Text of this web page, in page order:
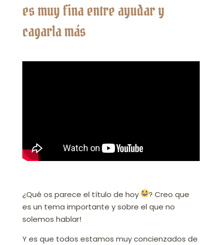
es muy fina entre ayudar y
cagarla más
¿Qué os parece el título de hoy
? Creo que
es un tema importante y sobre el que no
solemos hablar!
Y es que todos estamos muy concienzados de